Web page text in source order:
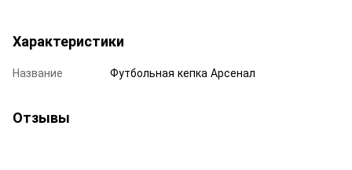
Характеристики
Название Футбольная кепка Арсенал
Отзывы